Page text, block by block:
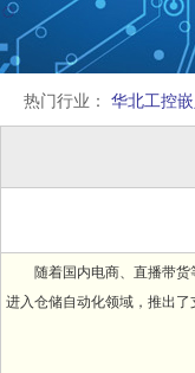
热门行业： 华北工控
随着国内电商、直播带货等
进入仓储自动化领域，推出了